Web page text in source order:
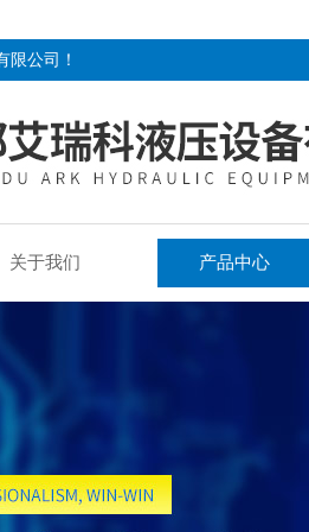
限公司！
关于我们 产品中心